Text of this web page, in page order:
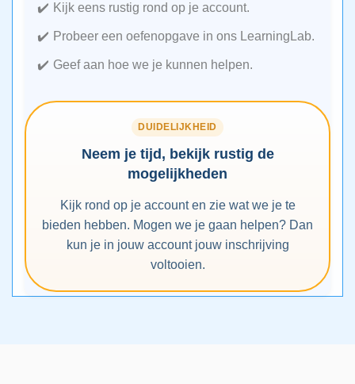
Kijk eens rustig rond op je account.
Probeer een oefenopgave in ons LearningLab.
Geef aan hoe we je kunnen helpen.
DUIDELIJKHEID
Neem je tijd, bekijk rustig de
mogelijkheden
Kijk rond op je account en zie wat we je te
bieden hebben. Mogen we je gaan helpen? Dan
kun je in jouw account jouw inschrijving
voltooien.